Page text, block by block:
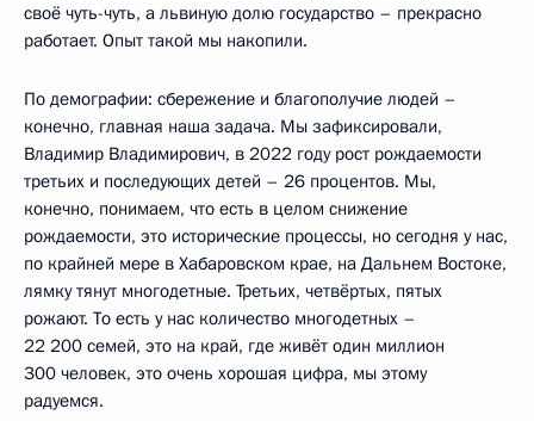
своё чуть-чуть, а львиную долю государство – прекрасно
работает. Опыт такой мы накопили.
По демографии: сбережение и благополучие людей –
конечно, главная наша задача. Мы зафиксировали,
Владимир Владимирович, в 2022 году рост рождаемости
третьих и последующих детей – 26 процентов. Мы,
конечно, понимаем, что есть в целом снижение
рождаемости, это исторические процессы, но сегодня у нас,
по крайней мере в Хабаровском крае, на Дальнем Востоке,
лямку тянут многодетные. Третьих, четвёртых, пятых
рожают. То есть у нас количество многодетных –
22 200 семей, это на край, где живёт один миллион
300 человек, это очень хорошая цифра, мы этому
радуемся.